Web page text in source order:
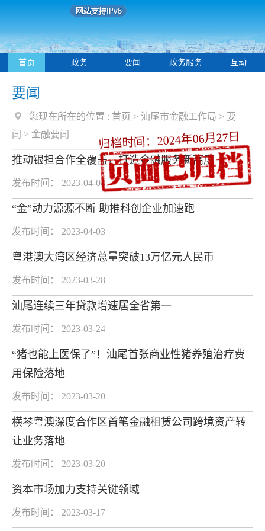
归档时间：2024年06月27日
首页 政务 要闻 政务服务 互动
要闻
您现在所在的位置 : 首页 > 汕尾市金融工作局 > 要
闻 > 金融要闻
推动银担合作全覆盖，打造金融服务新高度
发布时间： 2023-04-04
“金”动力源源不断 助推科创企业加速跑
发布时间： 2023-04-03
粤港澳大湾区经济总量突破13万亿元人民币
发布时间： 2023-03-28
汕尾连续三年贷款增速居全省第一
发布时间： 2023-03-24
“猪也能上医保了”！汕尾首张商业性猪养殖治疗费
用保险落地
发布时间： 2023-03-20
横琴粤澳深度合作区首笔金融租赁公司跨境资产转
让业务落地
发布时间： 2023-03-20
资本市场加力支持关键领域
发布时间： 2023-03-17